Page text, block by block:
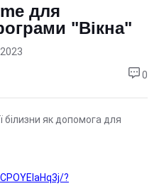
для
"Вікна"
0
білизни як допомога для
?